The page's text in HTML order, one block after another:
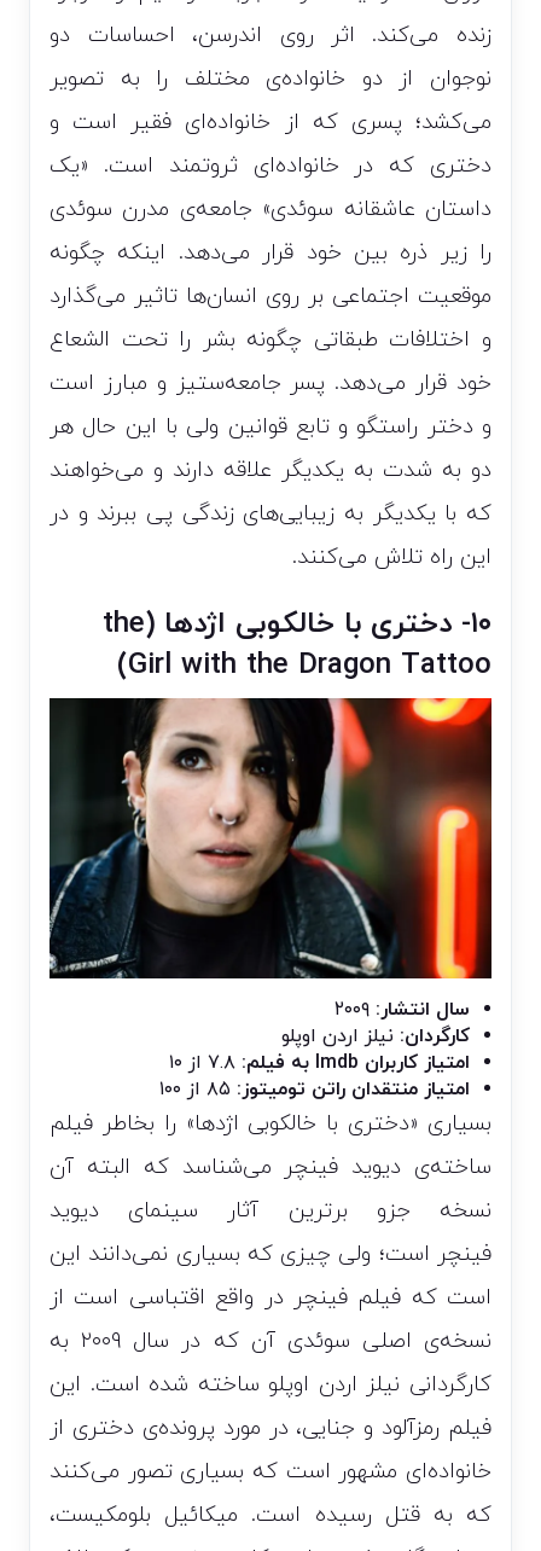
زنده می‌کند. اثر روی اندرسن، احساسات دو
نوجوان از دو خانواده‌ی مختلف را به تصویر
می‌کشد؛ پسری که از خانواده‌ای فقیر است و
دختری که در خانواده‌ای ثروتمند است. «یک
داستان عاشقانه سوئدی» جامعه‌ی مدرن سوئدی
را زیر ذره بین خود قرار می‌دهد. اینکه چگونه
موقعیت اجتماعی بر روی انسان‌ها تاثیر می‌گذارد
و اختلافات طبقاتی چگونه بشر را تحت الشعاع
خود قرار می‌دهد. پسر جامعه‌ستیز و مبارز است
و دختر راستگو و تابع قوانین ولی با این حال هر
دو به شدت به یکدیگر علاقه دارند و می‌خواهند
که با یکدیگر به زیبایی‌های زندگی پی ببرند و در
این راه تلاش می‌کنند.
۱۰- دختری با خالکوبی اژدها (the
Girl with the Dragon Tattoo)
سال انتشار: ۲۰۰۹
کارگردان: نیلز اردن اوپلو
امتیاز کاربران Imdb به فیلم:
۷.۸ از ۱۰
امتیاز منتقدان راتن تومیتوز:
بسیاری «دختری با خالکوبی اژدها» را بخاطر فیلم
ساخته‌ی دیوید فینچر می‌شناسد که البته آن
نسخه‌ جزو برترین آثار سینمای دیوید
فینچر است؛ ولی چیزی که بسیاری نمی‌دانند این
است که فیلم فینچر در واقع اقتباسی است از
نسخه‌ی اصلی سوئدی آن که در سال ۲۰۰۹ به
کارگردانی نیلز اردن اوپلو ساخته شده است. این
فیلم رمزآلود و جنایی، در مورد پرونده‌ی دختری از
خانواده‌ای مشهور است که بسیاری تصور می‌کنند
که به قتل رسیده است. میکائیل بلومکیست،